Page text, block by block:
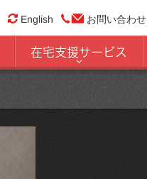
English お問い合わせ
在宅支援サービス